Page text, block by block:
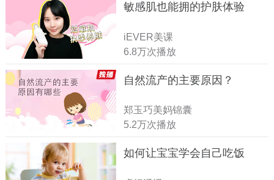
敏感肌也能拥的护肤体验
iEVER美课
6.8万次播放
自然流产的主要原因？
郑玉巧美妈锦囊
5.2万次播放
如何让宝宝学会自己吃饭